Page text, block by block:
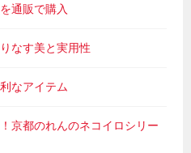
通販で購入
なす美と実用性
なアイテム
京都のれんのネコイロシリー